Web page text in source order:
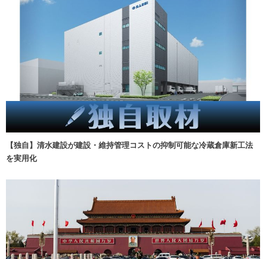
【独自】清水建設が建設・維持管理コストの抑制可能な冷蔵倉庫新工法
を実用化